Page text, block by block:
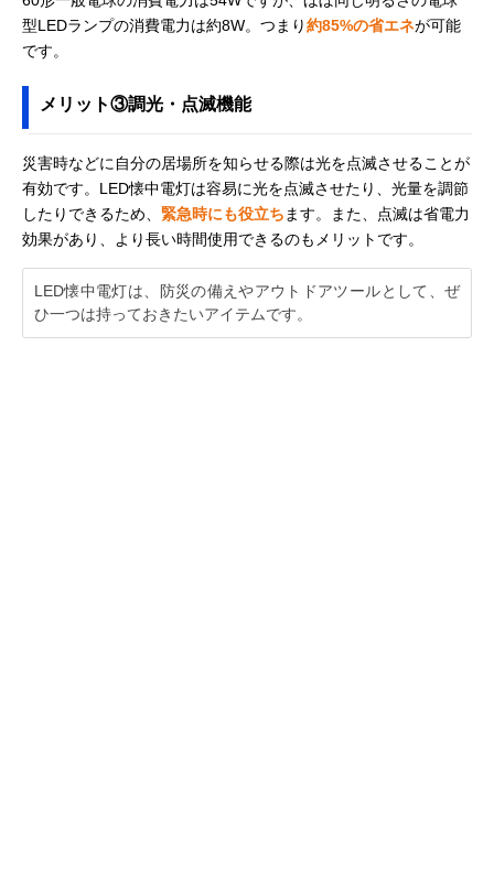
型LEDランプの消費電力は約8W。つまり約85%の省エネが可能
です。
メリット③調光・点滅機能
災害時などに自分の居場所を知らせる際は光を点滅させることが
有効です。LED懐中電灯は容易に光を点滅させたり、光量を調節
したりできるため、 緊急時にも役立ち ます。また、点滅は省電力
効果があり、より長い時間使用できるのもメリットです。
LED懐中電灯は、防災の備えやアウトドアツールとして、ぜ
ひ一つは持っておきたいアイテムです。